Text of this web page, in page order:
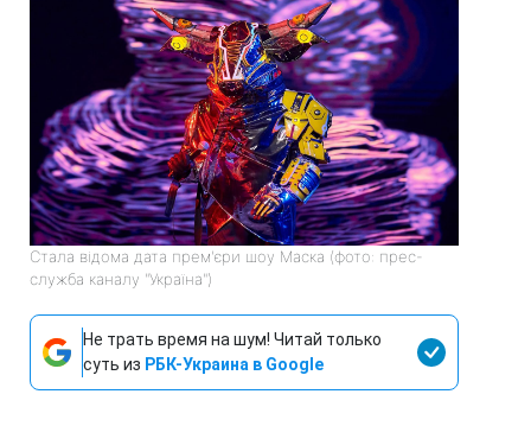
Стала відома дата прем'єри шоу Маска (фото: прес-
служба каналу "Україна")
Не трать время на шум! Читай только
суть из РБК-Украина в Google